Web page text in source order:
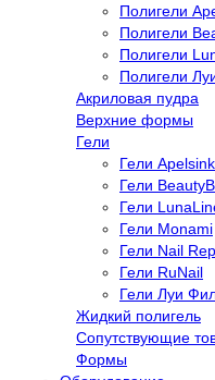
Полигели
Полигели
Полигели
Полигели
Акриловая пудра
Верхние формы
Гели
Гели
Гели
Гели
Гели Monami
Гели Nail
Гели RuNail
Гели Луи
Жидкий полигель
Сопутствующие
Формы